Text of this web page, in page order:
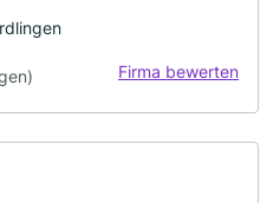
Firma bewerten